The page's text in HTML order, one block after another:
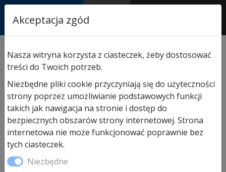
AUTORYZOWANY
PARTNER & SERWIS
Hormann/Akcesoria/ Uchwyt na Narzędzia Hörmann
do domku ogrodowego
Promocja!
Akceptacja zgód
Nasza witryna korzysta z ciasteczek, żeby dostosować
treści do Twoich potrzeb.
Niezbędne pliki cookie przyczyniają się do użyteczności
strony poprzez umożliwianie podstawowych funkcji
takich jak nawigacja na stronie i dostęp do
bezpiecznych obszarów strony internetowej. Strona
internetowa nie może funkcjonować poprawnie bez
tych ciasteczek.
Niezbędne